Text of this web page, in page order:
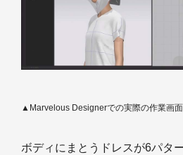
▲Marvelous Designerでの実際の作業画面
ボディにまとうドレスが6パタ